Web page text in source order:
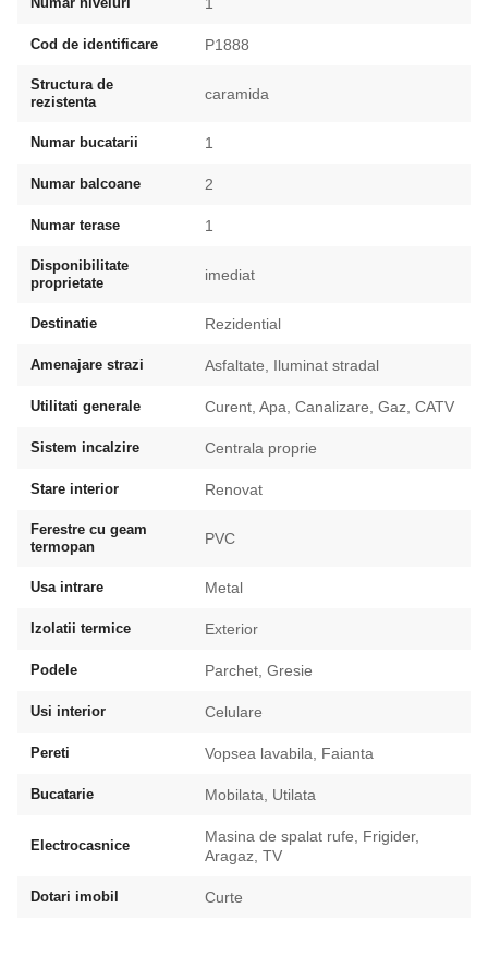
1
Cod de identificare P1888
Structura de
rezistenta
caramida
Numar bucatarii 1
Numar balcoane 2
Numar terase 1
Disponibilitate
proprietate
imediat
Destinatie Rezidential
Amenajare strazi Asfaltate, Iluminat stradal
Utilitati generale Curent, Apa, Canalizare, Gaz, CATV
Sistem incalzire Centrala proprie
Stare interior Renovat
Ferestre cu geam
termopan
PVC
Usa intrare Metal
Izolatii termice Exterior
Podele Parchet, Gresie
Usi interior Celulare
Pereti Vopsea lavabila, Faianta
Bucatarie Mobilata, Utilata
Electrocasnice
Masina de spalat rufe, Frigider,
Aragaz, TV
Dotari imobil Curte